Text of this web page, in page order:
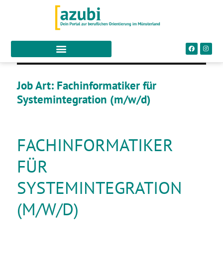
Job Art: Fachinformatiker für
Systemintegration (m/w/d)
FACHINFORMATIKER
FÜR
SYSTEMINTEGRATION
(M/W/D)